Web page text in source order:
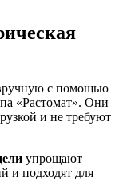
с помощью
«Растомат». Они
и не требуют
упрощают
и подходят для